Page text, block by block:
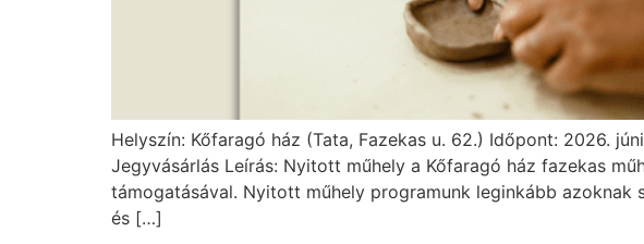
Helyszín: Kőfaragó ház (Tata, Fazekas u. 62.) Időpont: 2026.
Jegyvásárlás Leírás: Nyitott műhely a Kőfaragó ház fazekas
támogatásával. Nyitott műhely programunk leginkább
és […]